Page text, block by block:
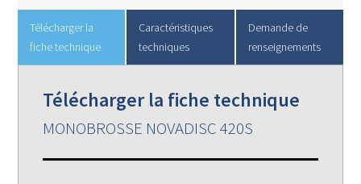
Télécharger la
fiche technique
Caractéristiques
techniques
Demande de
renseignements
Télécharger la fiche technique
MONOBROSSE NOVADISC 420S